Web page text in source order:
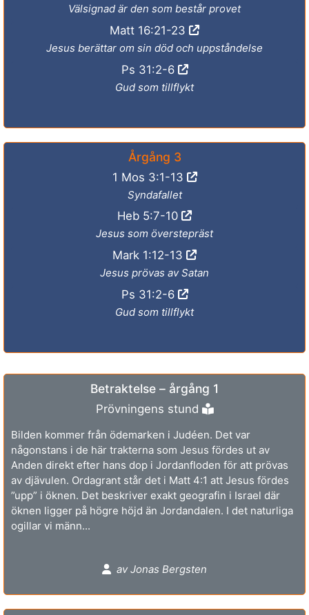
Välsignad är den som består provet
Matt 16:21-23
Jesus berättar om sin död och uppståndelse
Ps 31:2-6
Gud som tillflykt
Årgång 3
1 Mos 3:1-13
Syndafallet
Heb 5:7-10
Jesus som överstepräst
Mark 1:12-13
Jesus prövas av Satan
Ps 31:2-6
Gud som tillflykt
Betraktelse – årgång 1
Prövningens stund
Bilden kommer från ödemarken i Judéen. Det var
någonstans i de här trakterna som Jesus fördes ut av
Anden direkt efter hans dop i Jordanfloden för att prövas
av djävulen. Ordagrant står det i Matt 4:1 att Jesus fördes
”upp” i öknen. Det beskriver exakt geografin i Israel där
öknen ligger på högre höjd än Jordandalen. I det naturliga
ogillar vi männ...
av Jonas Bergsten